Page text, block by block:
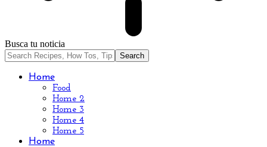
Busca tu noticia
Home
Food
Home 2
Home 3
Home 4
Home 5
Home